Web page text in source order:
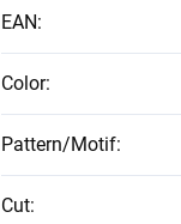
EAN:
Color:
Pattern/Motif:
Cut: